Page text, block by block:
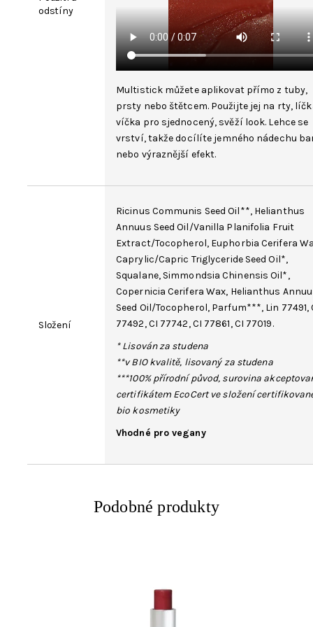
odstíny
Multistick můžete aplikovat přímo z tuby,
prsty nebo štětcem. Použijte jej na rty,
víčka pro sjednocený, svěží look. Lehce se
vrství, takže docílíte jemného nádechu
nebo výraznější efekt.
Složení
Ricinus Communis Seed Oil**, Helianthus
Annuus Seed Oil/Vanilla Planifolia Fruit
Extract/Tocopherol, Euphorbia Cerifera
Caprylic/Capric TriglycerideSeed Oil*,
Squalane, Simmondsia Chinensis Oil*,
Copernicia Cerifera Wax, Helianthus
Seed Oil/Tocopherol, Parfum***, Lin 77491,
77492,CI 77742, CI 77861, CI 77019.
* Lisován za studena
**v BIO kvalitě, lisovaný za studena
***100% přírodní původ, surovina
certifikátem EcoCert ve složení
bio kosmetiky
Vhodné pro vegany
Podobné produkty